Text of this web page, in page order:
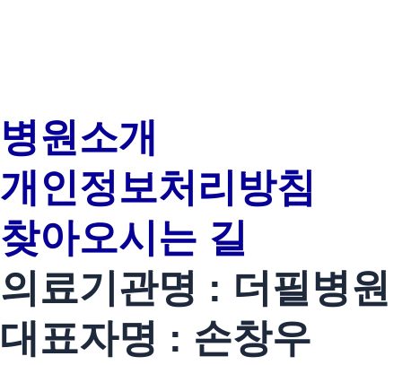
병원소개
개인정보처리방침
찾아오시는 길
의료기관명 : 더필병원
대표자명 : 손창우